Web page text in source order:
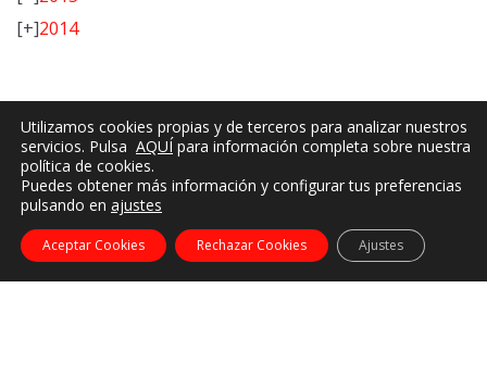
[+]2014
Utilizamos cookies propias y de terceros para analizar nuestros
servicios. Pulsa AQUÍ para información completa sobre nuestra
política de cookies.
Puedes obtener más información y configurar tus preferencias
pulsando en ajustes
Aceptar Cookies Rechazar Cookies Ajustes